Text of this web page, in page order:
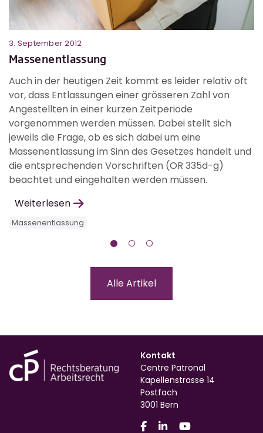
3. September 2012
Massenentlassung
Auch in der heutigen Zeit kommt es leider relativ oft
vor, dass Entlassungen einer grösseren Zahl von
Angestellten in einer kurzen Zeitperiode
vorgenommen werden müssen. Dabei stellt sich
jeweils die Frage, ob es sich dabei um eine
Massenentlassung im Sinn des Gesetzes handelt und
die entsprechenden Vorschriften (OR 335d-g)
beachtet und eingehalten werden müssen.
Weiterlesen
Massenentlassung
Alle Artikel
Kontakt
Centre Patronal
Kapellenstrasse 14
Postfach
3001 Bern